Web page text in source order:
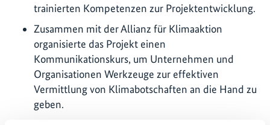
trainierten Kompetenzen zur Projektentwicklung.
Zusammen mit der Allianz für Klimaaktion
organisierte das Projekt einen
Kommunikationskurs, um Unternehmen und
Organisationen Werkzeuge zur effektiven
Vermittlung von Klimabotschaften an die Hand zu
geben.